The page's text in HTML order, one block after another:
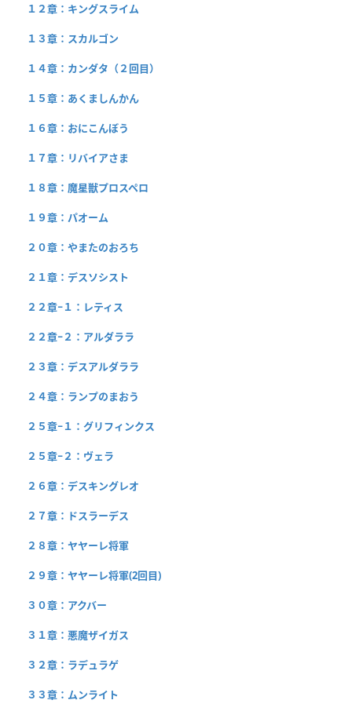
１２章：キングスライム
１３章：スカルゴン
１４章：カンダタ（２回目）
１５章：あくましんかん
１６章：おにこんぼう
１７章：リバイアさま
１８章：魔星獣プロスペロ
１９章：パオーム
２０章：やまたのおろち
２１章：デスソシスト
２２章−１：レティス
２２章−２：アルダララ
２３章：デスアルダララ
２４章：ランプのまおう
２５章−１：グリフィンクス
２５章−２：ヴェラ
２６章：デスキングレオ
２７章：ドスラーデス
２８章：ヤヤーレ将軍
２９章：ヤヤーレ将軍(2回目)
３０章：アクバー
３１章：悪魔ザイガス
３２章：ラデュラゲ
３３章：ムンライト